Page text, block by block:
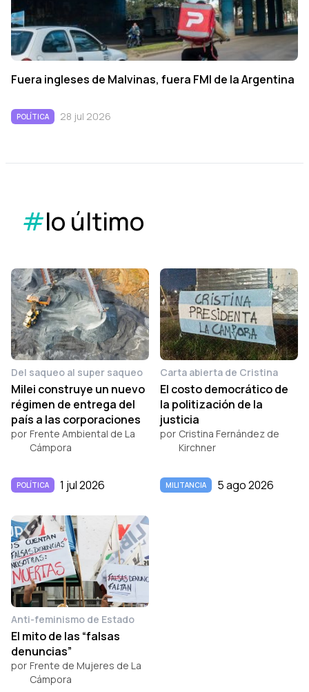
Fuera ingleses de Malvinas, fuera FMI de la Argentina
POLÍTICA 28 jul 2026
#lo último
Del saqueo al super saqueo
Milei construye un nuevo
régimen de entrega del
país a las corporaciones
por Frente Ambiental de La
Cámpora
POLÍTICA 1 jul 2026
Carta abierta de Cristina
El costo democrático de
la politización de la
justicia
por Cristina Fernández de
Kirchner
MILITANCIA 5 ago 2026
Anti-feminismo de Estado
El mito de las “falsas
denuncias”
por Frente de Mujeres de La
Cámpora